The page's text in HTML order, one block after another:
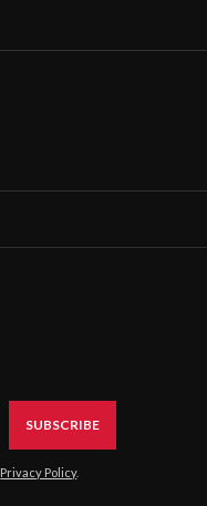
SUBSCRIBE
Privacy Policy.